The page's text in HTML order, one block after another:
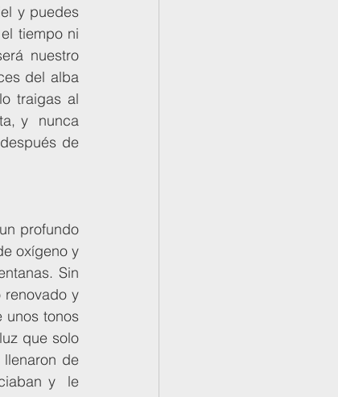
y puedes
tiempo ni
nuestro
del alba
traigas al
y  nunca
de
oxígeno y
Sin
y
unos tonos
que solo
de
y  le